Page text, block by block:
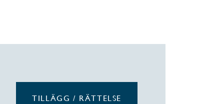
TILLÄGG / RÄTTELSE